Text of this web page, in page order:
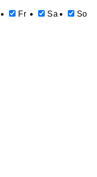
Fr Sa So